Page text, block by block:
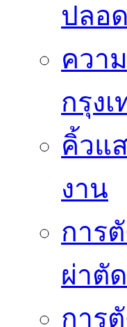
ปลอ
ควา
กรุงเ
คิ้วแ
งาน
การ
ผ่าตัด
การ